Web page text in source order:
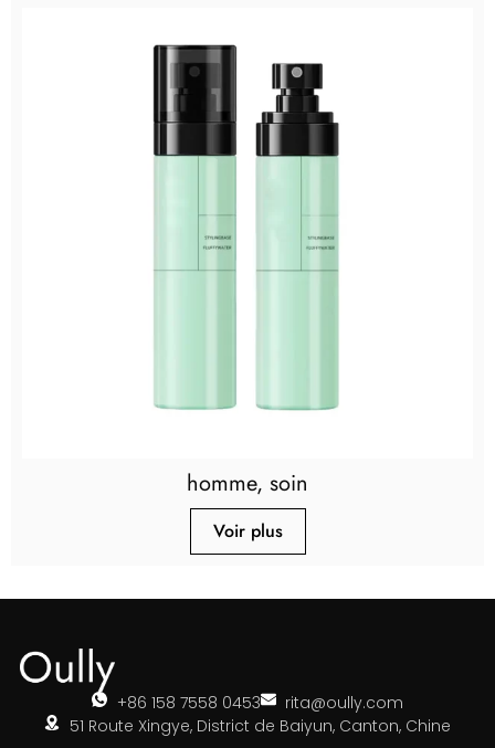
homme, soin
Voir plus
+86 158 7558 0453
rita@oully.com
51 Route Xingye, District de Baiyun, Canton, Chine